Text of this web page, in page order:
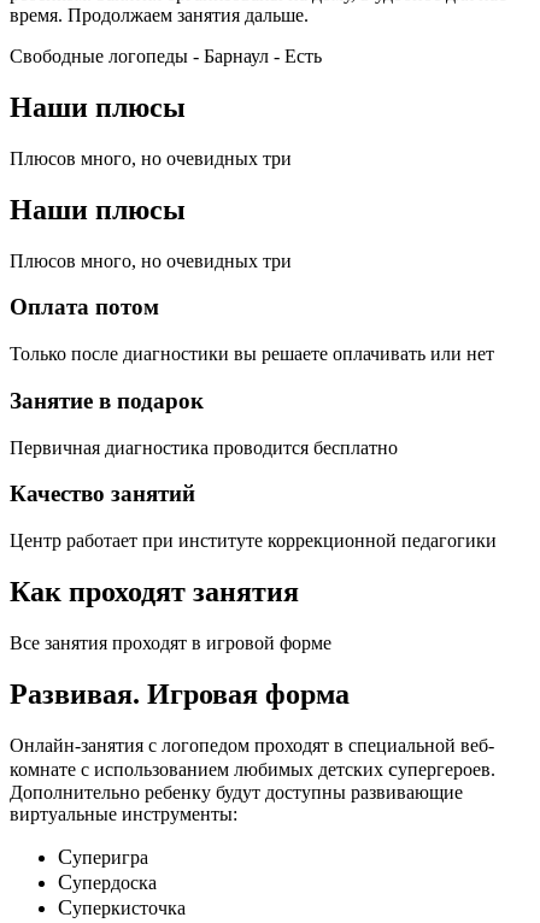
время. Продолжаем занятия дальше.
Свободные логопеды - Барнаул - Есть
Наши плюсы
Плюсов много, но очевидных три
Наши плюсы
Плюсов много, но очевидных три
Оплата потом
Только после диагностики вы решаете оплачивать или нет
Занятие в подарок
Первичная диагностика проводится бесплатно
Качество занятий
Центр работает при институте коррекционной педагогики
Как проходят занятия
Все занятия проходят в игровой форме
Развивая. Игровая форма
Онлайн-занятия с логопедом проходят в специальной веб-
комнате с использованием любимых детских cупергероев.
Дополнительно ребенку будут доступны развивающие
виртуальные инструменты:
Cуперигра
Cупердоска
Cуперкисточка